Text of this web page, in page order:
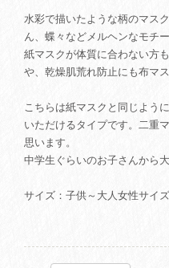
水彩で描いたような柄のマス
ん、蝶々などメルヘンなモチ
紙マスクが体質に合わない方
や、乾燥肌荒れ防止にも布マ
こちらは紙マスクと同じよう
いただけるタイプです。二重
思います。
中学生ぐらいのお子さんから
サイズ：子供～大人女性サイズ